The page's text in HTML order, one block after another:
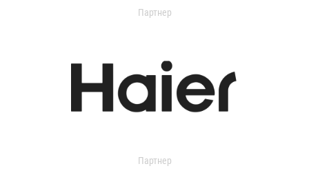
Партнер
Партнер